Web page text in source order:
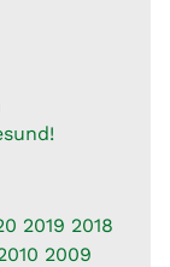
2019 2018
2009